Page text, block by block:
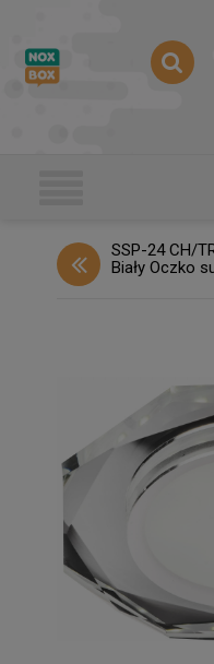
SSP-24 CH/
Biały Oczko